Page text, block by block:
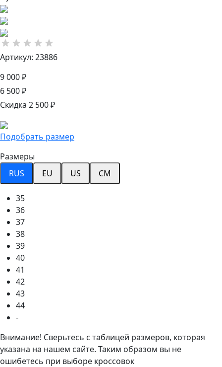
Артикул: 23886
9 000 ₽
6 500 ₽
Скидка 2 500 ₽
Подобрать размер
Размеры
RUS
EU US CM
35
36
37
38
39
40
41
42
43
44
-
Внимание! Сверьтесь с таблицей размеров, которая
указана на нашем сайте. Таким образом вы не
ошибетесь при выборе кроссовок